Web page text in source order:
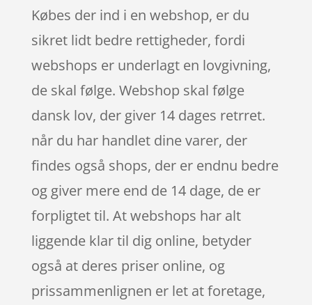
Købes der ind i en webshop, er du
sikret lidt bedre rettigheder, fordi
webshops er underlagt en lovgivning,
de skal følge. Webshop skal følge
dansk lov, der giver 14 dages retrret.
når du har handlet dine varer, der
findes også shops, der er endnu bedre
og giver mere end de 14 dage, de er
forpligtet til. At webshops har alt
liggende klar til dig online, betyder
også at deres priser online, og
prissammenlignen er let at foretage,